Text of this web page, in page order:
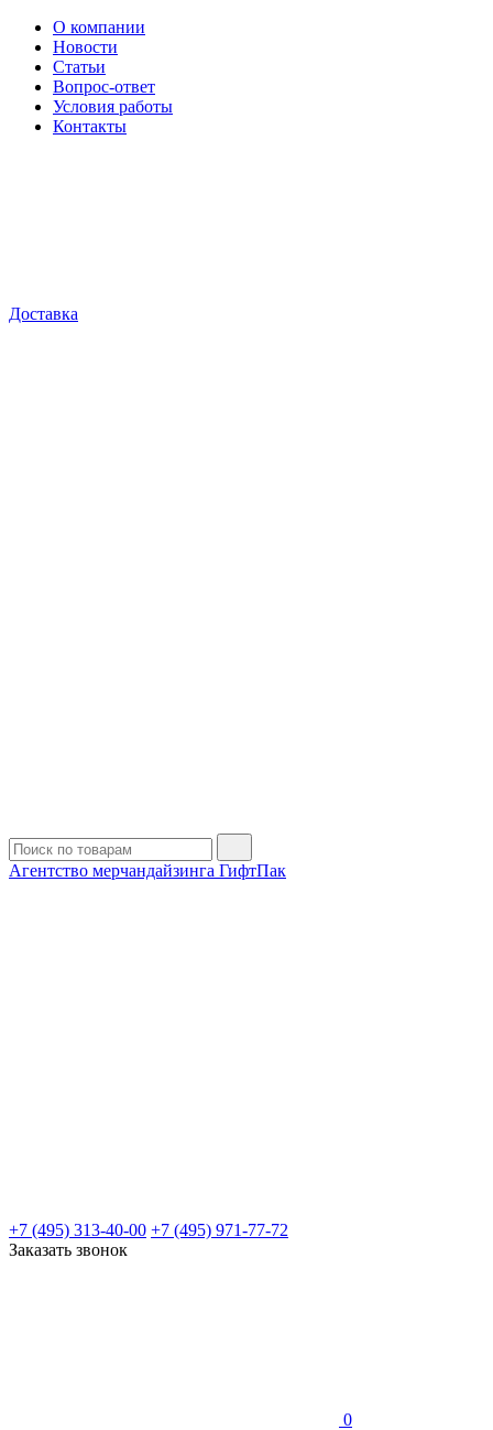
О компании
Новости
Статьи
Вопрос-ответ
Условия работы
Контакты
Доставка
Агентство мерчандайзинга ГифтПак
+7 (495) 313-40-00 +7 (495) 971-77-72
Заказать звонок
0